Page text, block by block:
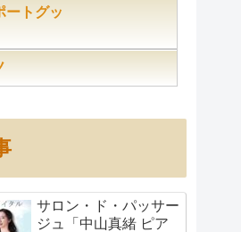
ートグッ
アノ
サロン・ド・パッサー
ジュ「中山真緒 ピア